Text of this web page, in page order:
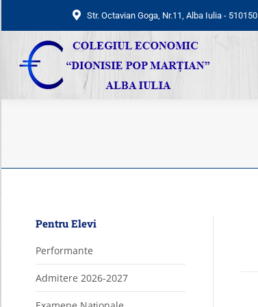
Str. Octavian Goga, Nr.11, Alba Iulia - 510150
Pentru Elevi
Performante
Admitere 2026-2027
Str. Octavian Goga, Nr.11, Alba Iulia - 510150